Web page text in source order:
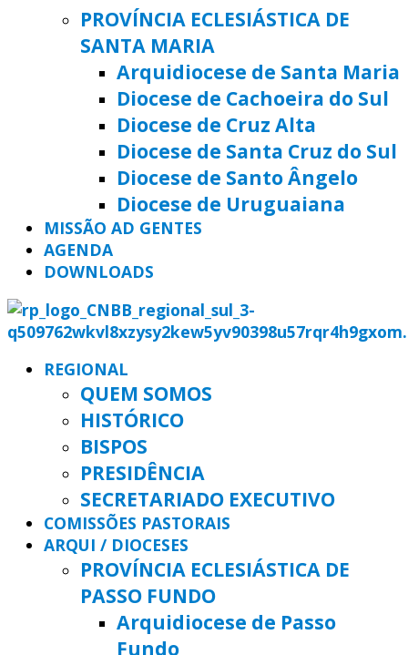
PROVÍNCIA ECLESIÁSTICA DE
SANTA MARIA
Arquidiocese de Santa Maria
Diocese de Cachoeira do Sul
Diocese de Cruz Alta
Diocese de Santa Cruz do Sul
Diocese de Santo Ângelo
Diocese de Uruguaiana
MISSÃO AD GENTES
AGENDA
DOWNLOADS
REGIONAL
QUEM SOMOS
HISTÓRICO
BISPOS
PRESIDÊNCIA
SECRETARIADO EXECUTIVO
COMISSÕES PASTORAIS
ARQUI / DIOCESES
PROVÍNCIA ECLESIÁSTICA DE
PASSO FUNDO
Arquidiocese de Passo
Fundo